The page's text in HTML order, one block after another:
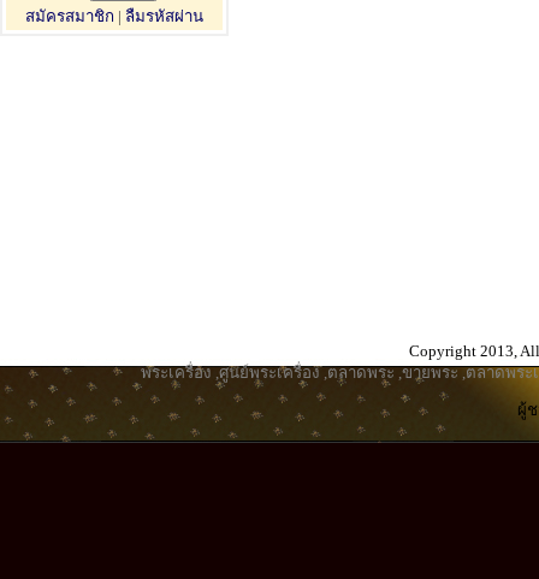
สมัครสมาชิก | ลืมรหัสผ่าน
Copyright 2013,
พระเครื่อง ,ศูนย์พระเครื่อง,ตลาดพระ ,ขายพระ ,ตลาดพระ
ผู้